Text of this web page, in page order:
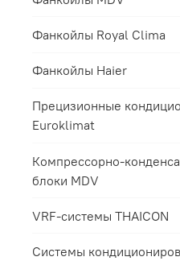
Фанкойлы Royal Clima
Фанкойлы Haier
Прецизионные
Euroklimat
Компрессорно-
блоки MDV
VRF-системы THAICON
Системы